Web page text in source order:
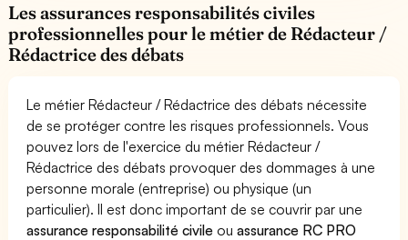
Les assurances responsabilités civiles
professionnelles pour le métier de Rédacteur /
Rédactrice des débats
Le métier Rédacteur / Rédactrice des débats nécessite
de se protéger contre les risques professionnels. Vous
pouvez lors de l'exercice du métier Rédacteur /
Rédactrice des débats provoquer des dommages à une
personne morale (entreprise) ou physique (un
particulier). Il est donc important de se couvrir par une
assurance responsabilité civile ouassurance RC PRO